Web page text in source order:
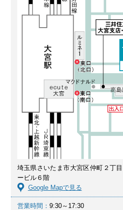
埼玉県さいたま市大宮区仲町２丁
ービル６階
Google Mapで見る
営業時間： 9:30～17:30